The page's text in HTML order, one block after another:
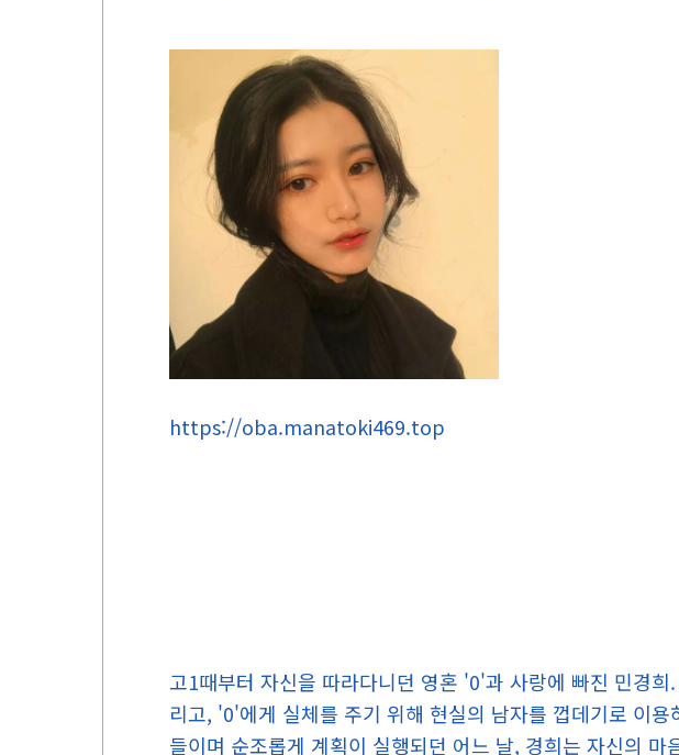
https://oba.manatoki469.top
고1때부터 자신을 따라다니던 영혼 '0'과 사랑에 빠진 민경
리고, '0'에게 실체를 주기 위해 현실의 남자를 껍데기로 이
들이며 순조롭게 계획이 실행되던 어느 날, 경희는 자신의